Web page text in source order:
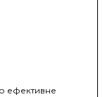
ефективне